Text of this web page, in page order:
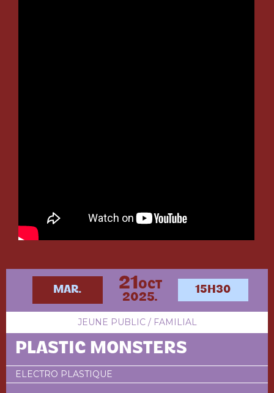
MAR. 21OCT
2025.
15H30
JEUNE PUBLIC / FAMILIAL
PLASTIC MONSTERS
ELECTRO PLASTIQUE